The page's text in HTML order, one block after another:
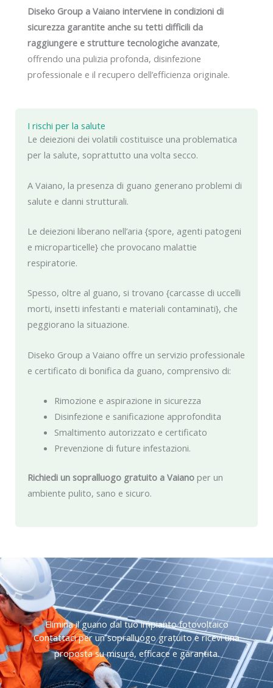
I rischi per la salute
Le deiezioni dei volatili costituisce una problematica
per la salute, soprattutto una volta secco.
A Vaiano, la presenza di guano generano problemi di
salute e danni strutturali.
Le deiezioni liberano nell’aria {spore, agenti patogeni
e microparticelle} che provocano malattie
respiratorie.
Spesso, oltre al guano, si trovano {carcasse di uccelli
morti, insetti infestanti e materiali contaminati}, che
peggiorano la situazione.
Diseko Group a Vaiano offre un servizio professionale
e certificato di bonifica da guano, comprensivo di:
Rimozione e aspirazione in sicurezza
Disinfezione e sanificazione approfondita
Smaltimento autorizzato e certificato
Prevenzione di future infestazioni.
Richiedi un sopralluogo gratuito a Vaiano per un
ambiente pulito, sano e sicuro.
Diseko Group a Vaiano interviene in condizioni di
sicurezza garantite anche su tetti difficili da
raggiungere e strutture tecnologiche avanzate,
offrendo una pulizia profonda, disinfezione
professionale e il recupero dell’efficienza originale.
Elimina il guano dal tuo impianto fotovoltaico
Contattaci per un sopralluogo gratuito e ricevi una
proposta su misura, efficace e garantita.